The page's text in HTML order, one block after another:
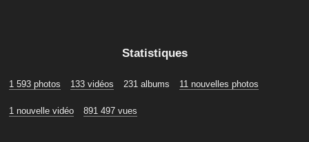
Statistiques
1 593 photos 133 vidéos 231 albums 11 nouvelles photos
1 nouvelle vidéo 891 497 vues